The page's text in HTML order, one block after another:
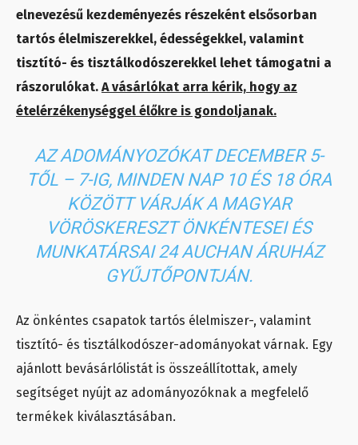
elnevezésű kezdeményezés részeként elsősorban
tartós élelmiszerekkel, édességekkel, valamint
tisztító- és tisztálkodószerekkel lehet támogatni a
rászorulókat. A vásárlókat arra kérik, hogy az
ételérzékenységgel élőkre is gondoljanak.
AZ ADOMÁNYOZÓKAT DECEMBER 5-
TŐL – 7-IG, MINDEN NAP 10 ÉS 18 ÓRA
KÖZÖTT VÁRJÁK A MAGYAR
VÖRÖSKERESZT ÖNKÉNTESEI ÉS
MUNKATÁRSAI 24 AUCHAN ÁRUHÁZ
GYŰJTŐPONTJÁN.
Az önkéntes csapatok tartós élelmiszer-, valamint
tisztító- és tisztálkodószer-adományokat várnak. Egy
ajánlott bevásárlólistát is összeállítottak, amely
segítséget nyújt az adományozóknak a megfelelő
termékek kiválasztásában.